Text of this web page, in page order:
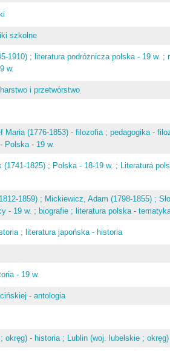
szkolne
1910) ; literatura podróżnicza polska - 19 w.
w.
i przetwórstwo
Maria (1776-1853) - filozofia ; pedagogika -
Polska - 19 w.
(1741-1825) ; Polska - 18-19 w. ; Literatura
1859) ; Mickiewicz, Adam (1798-1855) ;
- 19 w. ; biografie ; literatura polska -
; literatura japońska - historia
- 19 w.
- antologia
okręg) - historia ; Lublin (woj. lubelskie ;